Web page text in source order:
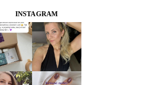
INSTAGRAM